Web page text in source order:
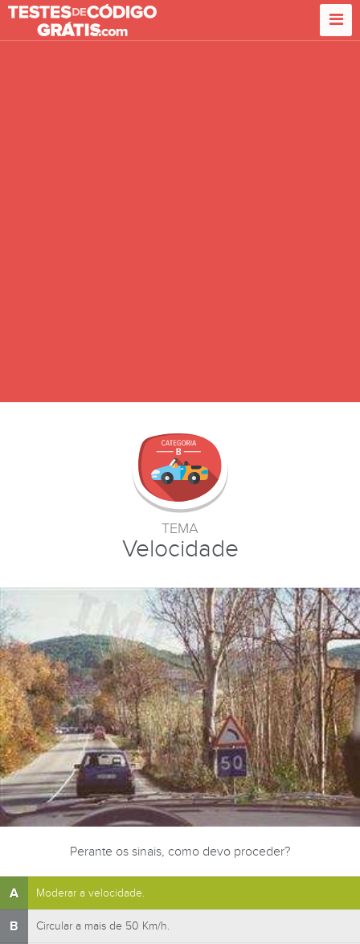
TEMA
Velocidade
Perante os sinais, como devo proceder?
A Moderar a velocidade.
B Circular a mais de 50 Km/h.